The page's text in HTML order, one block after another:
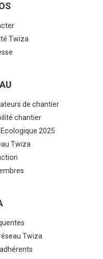
Twiza
de chantier
chantier
2025
Twiza
Twiza